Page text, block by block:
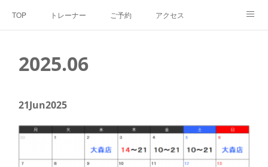
TOP トレーナー ご予約 アクセス
お客様の声 リンク集
2025.06
21Jun2025